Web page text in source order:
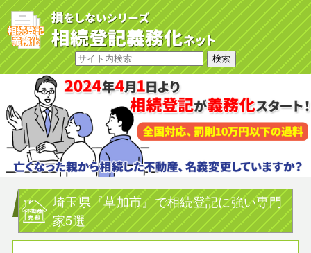
埼玉県『草加市』で相続登記に強い専門
家5選